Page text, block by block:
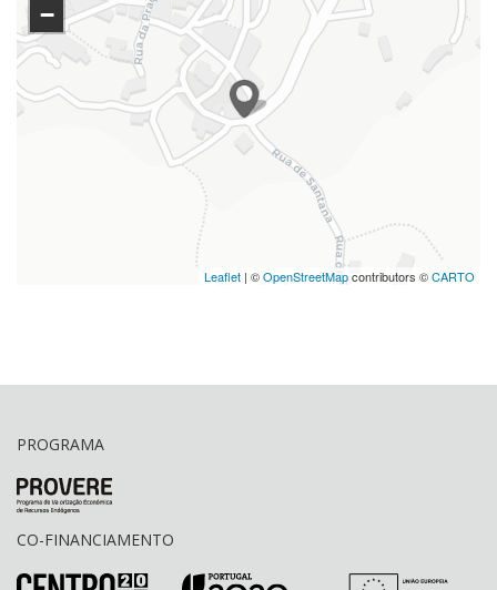
−
Leaflet | ©OpenStreetMapcontributors ©CARTO
PROGRAMA
CO-FINANCIAMENTO